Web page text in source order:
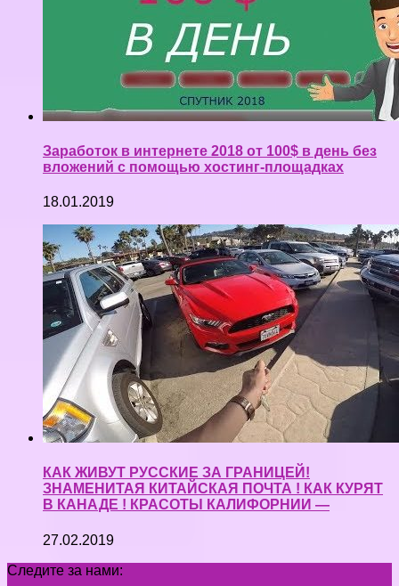
Заработок в интернете 2018 от 100$ в день без
вложений с помощью хостинг-площадках
18.01.2019
КАК ЖИВУТ РУССКИЕ ЗА ГРАНИЦЕЙ!
ЗНАМЕНИТАЯ КИТАЙСКАЯ ПОЧТА ! КАК КУРЯТ
В КАНАДЕ ! КРАСОТЫ КАЛИФОРНИИ —
27.02.2019
Следите за нами: